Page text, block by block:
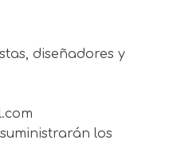
diseñadores y
los